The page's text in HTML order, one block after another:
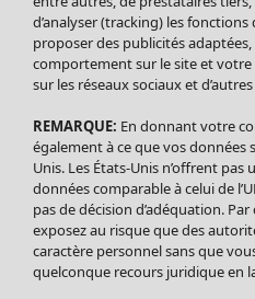
Soldes Vêtements
Tous les vêtements
Robes
Tuniques
Blouses
Tops
Gilets
Pantalon
Jupes
d’analyser (tracking) les
proposer des publicités
comportement sur le site et
sur les réseaux sociaux et
REMARQUE: En donnant votre
également à ce que vos données
Unis. Les États-Unis n’offrent
données comparable à celui de
pas de décision d’adéquation.
exposez au risque que des
caractère personnel sans que
quelconque recours juridique en